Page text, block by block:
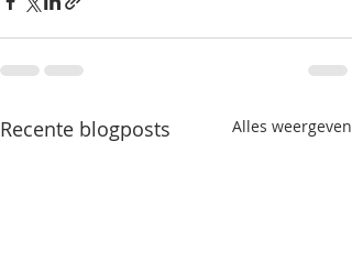
Recente blogposts Alles weergeven